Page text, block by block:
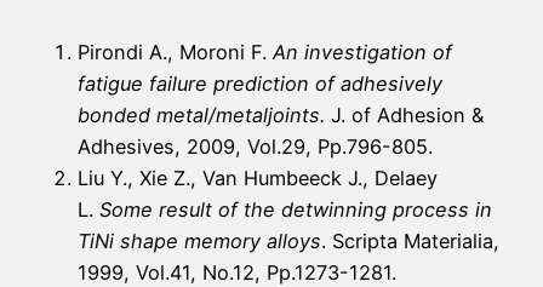
Pirondi A., Moroni F.An investigation of
fatigue failure prediction of adhesively
bonded metal/metaljoints. J. of Adhesion &
Adhesives, 2009, Vol.29, Pp.796-805.
Liu Y., Xie Z., Van Humbeeck J., Delaey
L. Some result of the detwinning process in
TiNi shape memory alloys. Scripta Materialia,
1999, Vol.41, No.12, Pp.1273-1281.